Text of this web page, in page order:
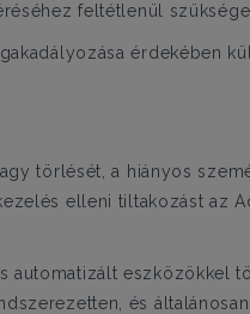
feltétlenül
érdekében
törlését, a hiányos
elleni tiltakozást az
automatizált eszközökkel
és